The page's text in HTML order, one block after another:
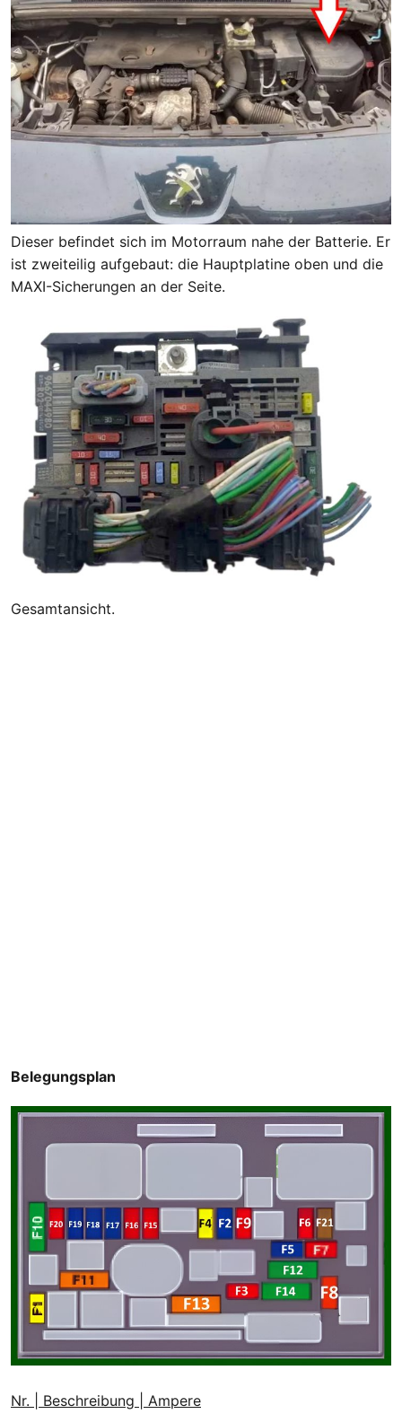
Dieser befindet sich im Motorraum nahe der Batterie. Er
ist zweiteilig aufgebaut: die Hauptplatine oben und die
MAXI-Sicherungen an der Seite.
Gesamtansicht.
Belegungsplan
Nr. | Beschreibung | Ampere